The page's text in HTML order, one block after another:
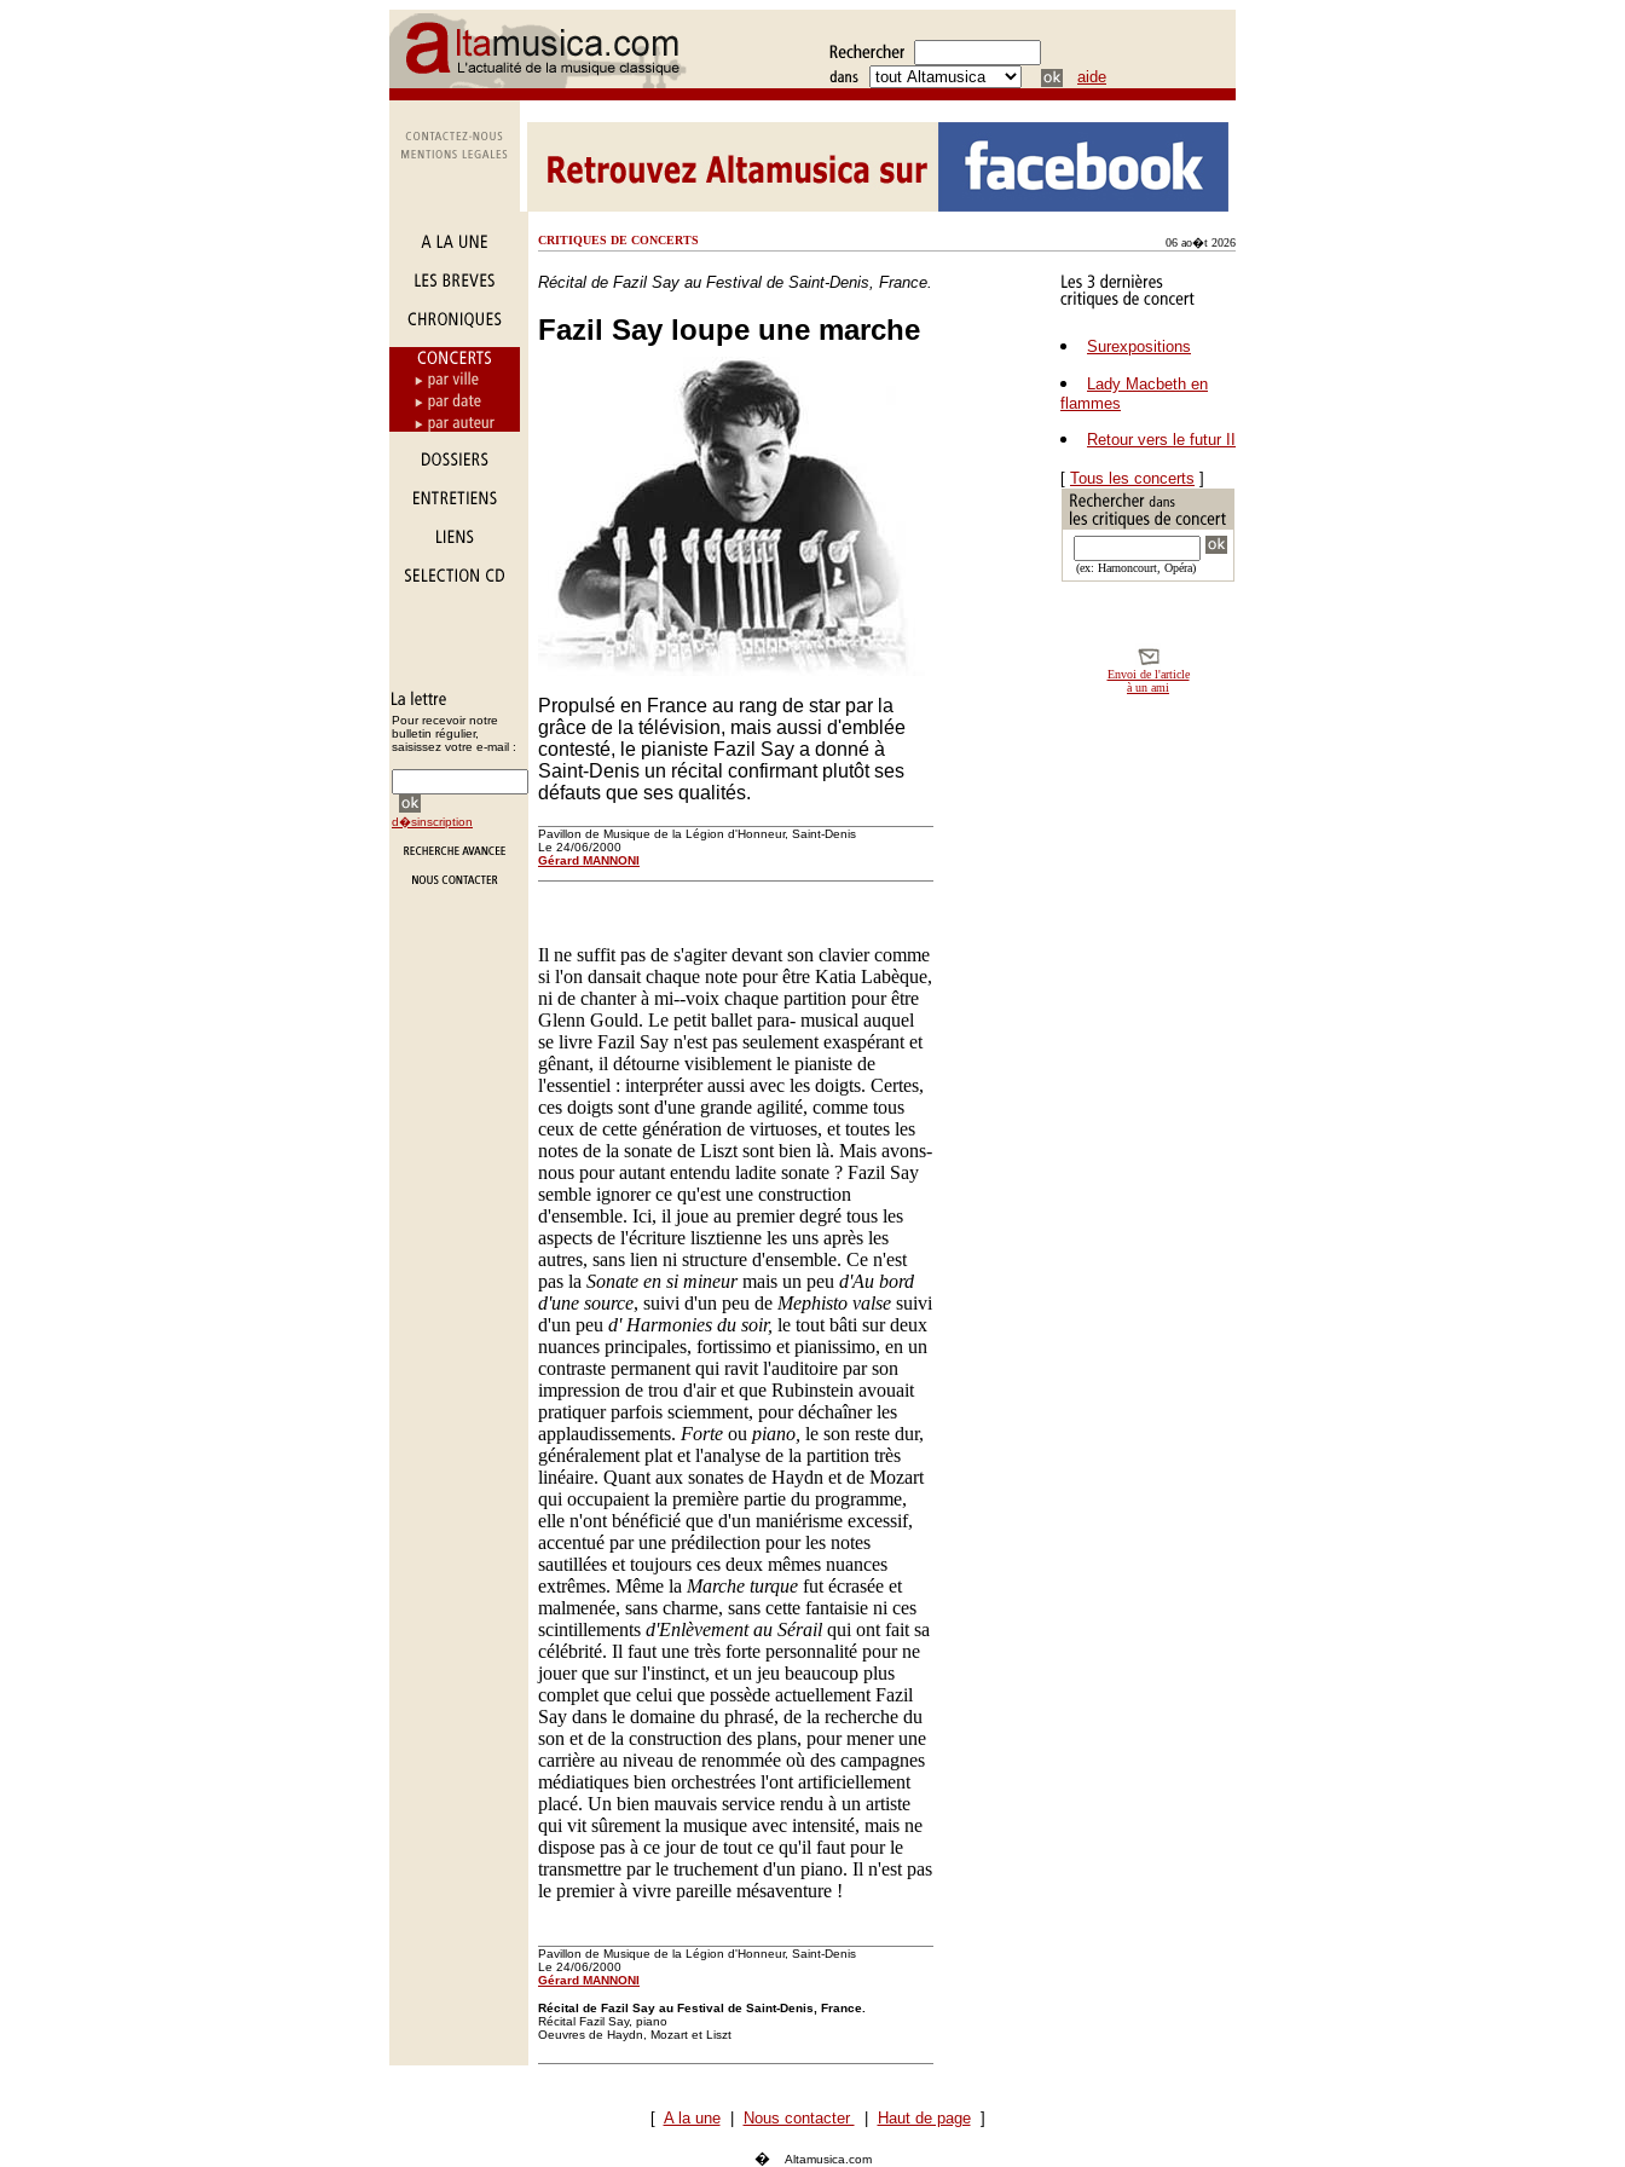
aide
Pour recevoir notre
bulletin régulier,
saisissez votre e-mail :
d�sinscription
CRITIQUES DE CONCERTS 06 ao�t 2026
Récital de Fazil Say au Festival de Saint-Denis, France.
Fazil Say loupe une marche
Propulsé en France au rang de star par la
grâce de la télévision, mais aussi d'emblée
contesté, le pianiste Fazil Say a donné à
Saint-Denis un récital confirmant plutôt ses
défauts que ses qualités.
Pavillon de Musique de la Légion d'Honneur, Saint-Denis
Le 24/06/2000
Gérard MANNONI
Surexpositions
Lady Macbeth en
flammes
Retour vers le futur II
[ Tous les concerts ]
(ex: Harnoncourt, Opéra)
Envoi de l'article
à un ami
Il ne suffit pas de s'agiter devant son clavier comme
si l'on dansait chaque note pour être Katia Labèque,
ni de chanter à mi--voix chaque partition pour être
Glenn Gould. Le petit ballet para- musical auquel
se livre Fazil Say n'est pas seulement exaspérant et
gênant, il détourne visiblement le pianiste de
l'essentiel : interpréter aussi avec les doigts. Certes,
ces doigts sont d'une grande agilité, comme tous
ceux de cette génération de virtuoses, et toutes les
notes de la sonate de Liszt sont bien là. Mais avons-
nous pour autant entendu ladite sonate ? Fazil Say
semble ignorer ce qu'est une construction
d'ensemble. Ici, il joue au premier degré tous les
aspects de l'écriture lisztienne les uns après les
autres, sans lien ni structure d'ensemble. Ce n'est
pas la Sonate en si mineurmais un peu d'Au bord
d'une source, suivi d'un peu de Mephisto valse suivi
d'un peu d' Harmonies du soir, le tout bâti sur deux
nuances principales, fortissimo et pianissimo, en un
contraste permanent qui ravit l'auditoire par son
impression de trou d'air et que Rubinstein avouait
pratiquer parfois sciemment, pour déchaîner les
applaudissements. Forte ou piano, le son reste dur,
généralement plat et l'analyse de la partition très
linéaire. Quant aux sonates de Haydn et de Mozart
qui occupaient la première partie du programme,
elle n'ont bénéficié que d'un maniérisme excessif,
accentué par une prédilection pour les notes
sautillées et toujours ces deux mêmes nuances
extrêmes. Même la Marche turque fut écrasée et
malmenée, sans charme, sans cette fantaisie ni ces
scintillements d'Enlèvement au Sérail qui ont fait sa
célébrité. Il faut une très forte personnalité pour ne
jouer que sur l'instinct, et un jeu beaucoup plus
complet que celui que possède actuellement Fazil
Say dans le domaine du phrasé, de la recherche du
son et de la construction des plans, pour mener une
carrière au niveau de renommée où des campagnes
médiatiques bien orchestrées l'ont artificiellement
placé. Un bien mauvais service rendu à un artiste
qui vit sûrement la musique avec intensité, mais ne
dispose pas à ce jour de tout ce qu'il faut pour le
transmettre par le truchement d'un piano. Il n'est pas
le premier à vivre pareille mésaventure !
Pavillon de Musique de la Légion d'Honneur, Saint-Denis
Le 24/06/2000
Gérard MANNONI
Récital de Fazil Say au Festival de Saint-Denis, France.
Récital Fazil Say, piano
Oeuvres de Haydn, Mozart et Liszt
[ A la une| Nous contacter Haut de page]
� Altamusica.com